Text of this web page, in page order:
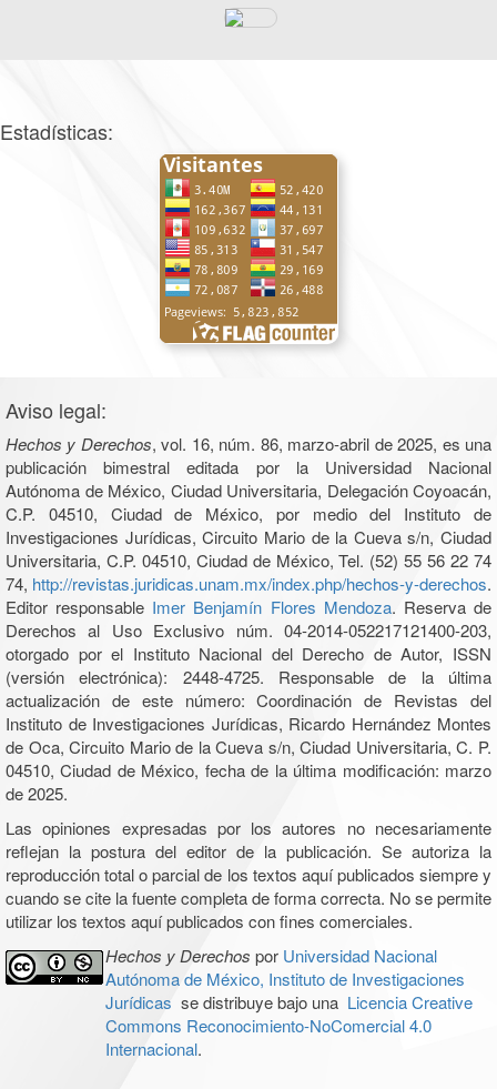
Estadísticas:
Aviso legal:
Hechos y Derechos, vol. 16, núm. 86, marzo-abril de 2025, es una
publicación bimestral editada por la Universidad Nacional
Autónoma de México, Ciudad Universitaria, Delegación Coyoacán,
C.P. 04510, Ciudad de México, por medio del Instituto de
Investigaciones Jurídicas, Circuito Mario de la Cueva s/n, Ciudad
Universitaria, C.P. 04510, Ciudad de México, Tel. (52) 55 56 22 74
74, http://revistas.juridicas.unam.mx/index.php/hechos-y-derechos.
Editor responsable Imer Benjamín Flores Mendoza. Reserva de
Derechos al Uso Exclusivo núm. 04-2014-052217121400-203,
otorgado por el Instituto Nacional del Derecho de Autor, ISSN
(versión electrónica): 2448-4725. Responsable de la última
actualización de este número: Coordinación de Revistas del
Instituto de Investigaciones Jurídicas, Ricardo Hernández Montes
de Oca, Circuito Mario de la Cueva s/n, Ciudad Universitaria, C. P.
04510, Ciudad de México, fecha de la última modificación: marzo
de 2025.
Las opiniones expresadas por los autores no necesariamente
reflejan la postura del editor de la publicación. Se autoriza la
reproducción total o parcial de los textos aquí publicados siempre y
cuando se cite la fuente completa de forma correcta. No se permite
utilizar los textos aquí publicados con fines comerciales.
Hechos y Derechos por Universidad Nacional
Autónoma de México, Instituto de Investigaciones
Jurídicas se distribuye bajo una Licencia Creative
Commons Reconocimiento-NoComercial 4.0
Internacional.